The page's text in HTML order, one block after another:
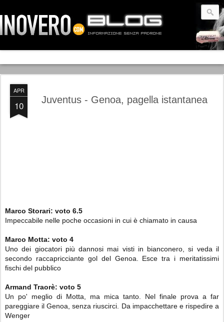
APR
10 Juventus - Genoa, pagella istantanea
Marco Storari: voto 6.5
Impeccabile nelle poche occasioni in cui è chiamato in causa
Marco Motta: voto 4
Uno dei giocatori più dannosi mai visti in bianconero, si veda il
secondo raccapricciante gol del Genoa. Esce tra i meritatissimi
fischi del pubblico
Armand Traorè: voto 5
Un po' meglio di Motta, ma mica tanto. Nel finale prova a far
pareggiare il Genoa, senza riuscirci. Da impacchettare e rispedire a
Wenger